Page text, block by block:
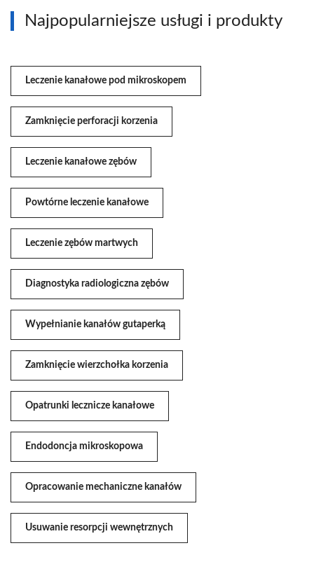
Najpopularniejsze usługi i produkty
Leczenie kanałowe pod mikroskopem
Zamknięcie perforacji korzenia
Leczenie kanałowe zębów
Powtórne leczenie kanałowe
Leczenie zębów martwych
Diagnostyka radiologiczna zębów
Wypełnianie kanałów gutaperką
Zamknięcie wierzchołka korzenia
Opatrunki lecznicze kanałowe
Endodoncja mikroskopowa
Opracowanie mechaniczne kanałów
Usuwanie resorpcji wewnętrznych